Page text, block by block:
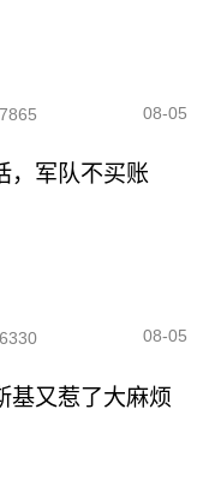
7865 08-05
，军队不买账
6330 08-05
基又惹了大麻烦